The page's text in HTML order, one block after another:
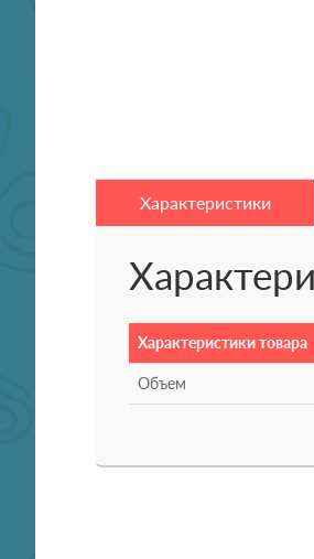
Характеристики
Характеристики товара
Объем